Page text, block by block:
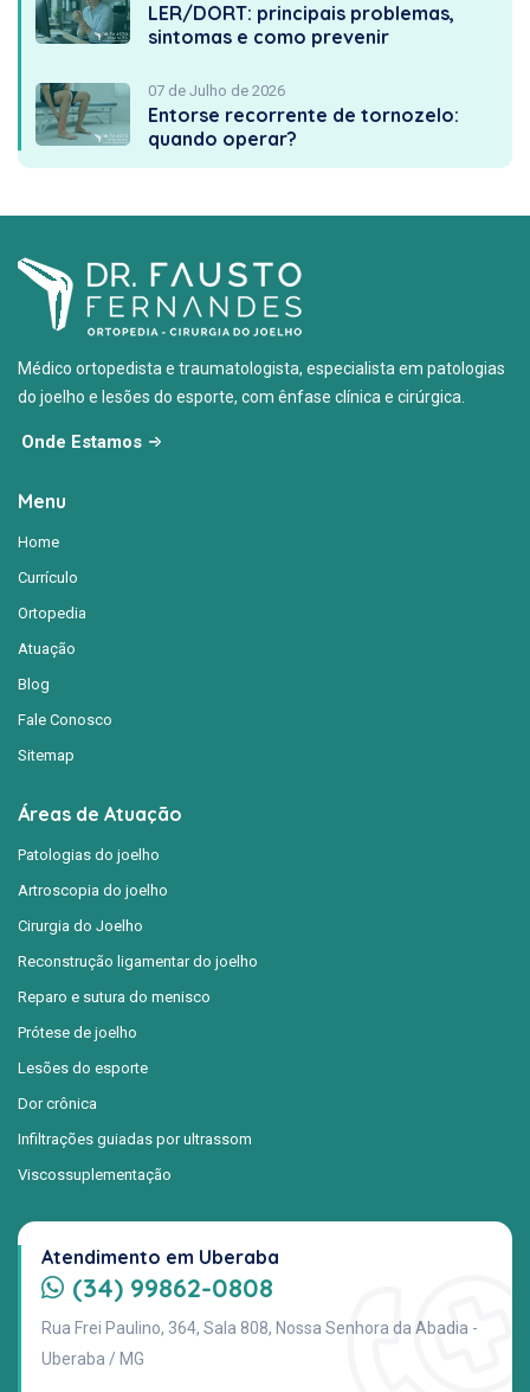
LER/DORT: principais problemas,
sintomas e como prevenir
07 de Julho de 2026
Entorse recorrente de tornozelo:
quando operar?
Médico ortopedista e traumatologista, especialista em patologias
do joelho e lesões do esporte, com ênfase clínica e cirúrgica.
Onde Estamos
Menu
Home
Currículo
Ortopedia
Atuação
Blog
Fale Conosco
Sitemap
Áreas de Atuação
Patologias do joelho
Artroscopia do joelho
Cirurgia do Joelho
Reconstrução ligamentar do joelho
Reparo e sutura do menisco
Prótese de joelho
Lesões do esporte
Dor crônica
Infiltrações guiadas por ultrassom
Viscossuplementação
Atendimento em Uberaba
(34) 99862-0808
Rua Frei Paulino, 364, Sala 808, Nossa Senhora da Abadia -
Uberaba / MG